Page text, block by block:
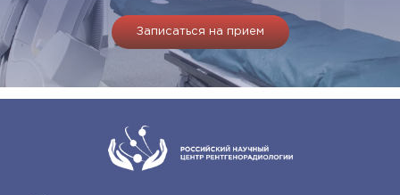
Записаться на прием